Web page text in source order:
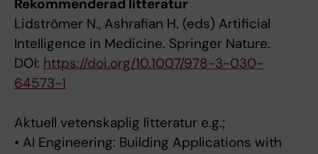
Rekommenderad litteratur
Lidströmer N., Ashrafian H. (eds) Artificial
Intelligence in Medicine. Springer Nature.
DOI: https://doi.org/10.1007/978-3-030-
64573-1
Aktuell vetenskaplig litteratur e.g.;
• AI Engineering: Building Applications with